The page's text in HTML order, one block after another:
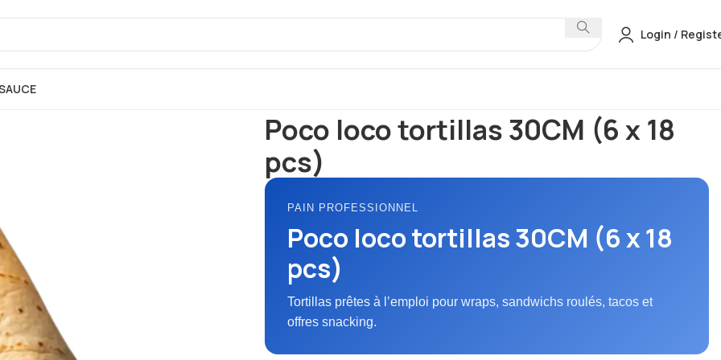
Login /
Poco loco tortillas 30CM (6 x 18
pcs)
PAIN PROFESSIONNEL
Poco loco tortillas 30CM (6 x 18
pcs)
Tortillas prêtes à l’emploi pour wraps, sandwichs roulés, tacos et
offres snacking.